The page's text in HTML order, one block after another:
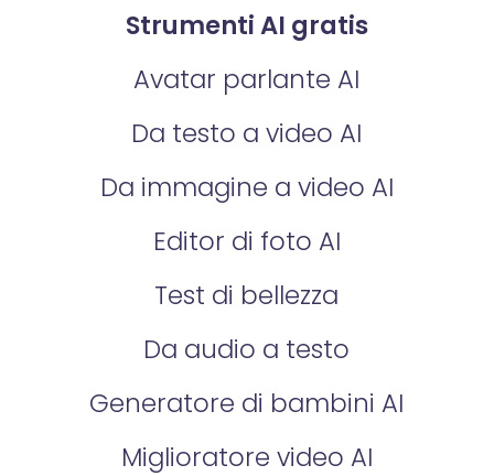
Strumenti AI gratis
Avatar parlante AI
Da testo a video AI
Da immagine a video AI
Editor di foto AI
Test di bellezza
Da audio a testo
Generatore di bambini AI
Miglioratore video AI